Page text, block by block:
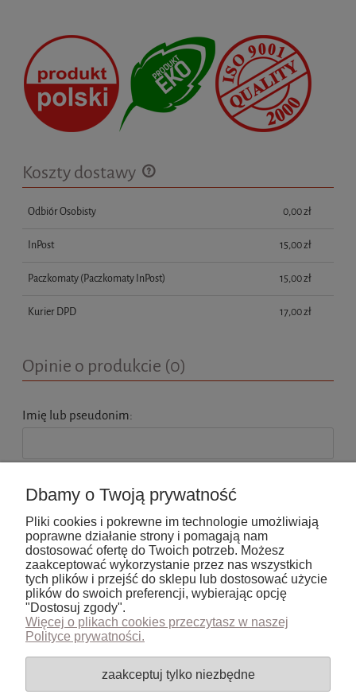
Koszty dostawy
Cena nie zawiera ewentualnych kosztów płatności
Odbiór Osobisty 0,00 zł
InPost 15,00 zł
Paczkomaty(Paczkomaty InPost) 15,00 zł
Kurier DPD 17,00 zł
Opinie o produkcie (0)
Imię lub pseudonim:
wyślij
Moje konto
Dbamy o Twoją prywatność
Pliki cookies i pokrewne im technologie umożliwiają
poprawne działanie strony i pomagają nam
dostosować ofertę do Twoich potrzeb. Możesz
zaakceptować wykorzystanie przez nas wszystkich
tych plików i przejść do sklepu lub dostosować użycie
plików do swoich preferencji, wybierając opcję
"Dostosuj zgody".
Więcej o plikach cookies przeczytasz w naszej
Polityce prywatności.
zaakceptuj tylko niezbędne